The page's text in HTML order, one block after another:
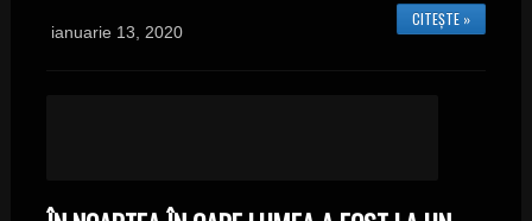
CITEȘTE »
ianuarie 13, 2020